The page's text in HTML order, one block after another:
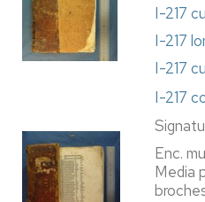
I-217
I-217
I-217
I-217
Enc.
Media